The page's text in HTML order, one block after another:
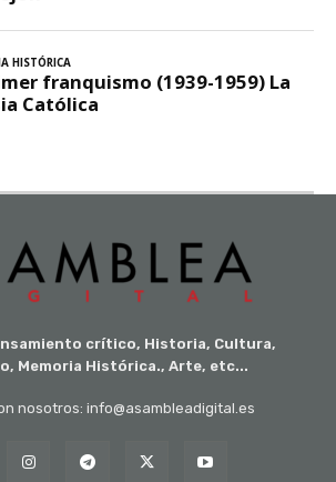
crítico, Historia, Cultura,
Memoria Histórica., Arte, etc...
nosotros: info@asambleadigital.es